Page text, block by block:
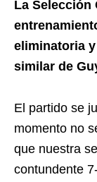
La Selección
eliminatoria
similar de
El partido se
momento no
que nuestra
contundente